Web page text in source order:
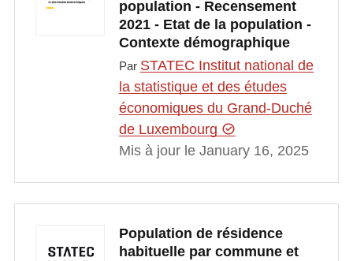
population - Recensement
2021 - Etat de la population -
Contexte démographique
Par STATEC Institut national de
la statistique et des études
économiques du Grand-Duché
de Luxembourg
Mis à jour le January 16, 2025
Population de résidence
habituelle par commune et